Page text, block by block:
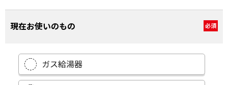
現在お使いのもの 必須
ガス給湯器